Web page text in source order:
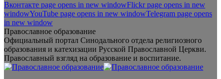
Вконтакте page opens in new windowFlickr page opens in new
windowYouTube page opens in new windowTelegram page opens
in new window
Православное образование
Официальный портал Синодального отдела религиозного
образования и катехизации Русской Православной Церкви.
Православный взгляд на образование и воспитание.